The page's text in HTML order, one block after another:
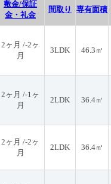
敷金/保証
金・礼金
間取り 専有面積
2ヶ月 /-2ヶ
月
3LDK 46.3㎡
2ヶ月 /-1ヶ
月
2LDK 36.4㎡
2ヶ月 /-2ヶ
月
2LDK 36.4㎡